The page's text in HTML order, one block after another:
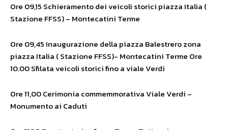
Ore 09,15 Schieramento dei veicoli storici piazza Italia (
Stazione FFSS) – Montecatini Terme
Ore 09,45 Inaugurazione della piazza Balestrero zona
piazza Italia ( Stazione FFSS)- Montecatini Terme Ore
10.00 Sfilata veicoli storici fino a viale Verdi
Ore 11,00 Cerimonia commemmorativa Viale Verdi –
Monumento ai Caduti